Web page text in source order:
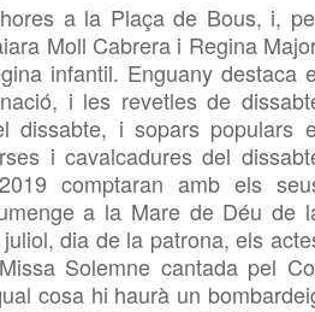
a la Plaça de Bous, i,
Moll Cabrera i Regina
infantil. Enguany destaca
i les revetles de
dissabte, i sopars populars
i cavalcadures del
comptaran amb els
a la Mare de Déu de
dia de la patrona, els
Solemne cantada pel
cosa hi haurà un